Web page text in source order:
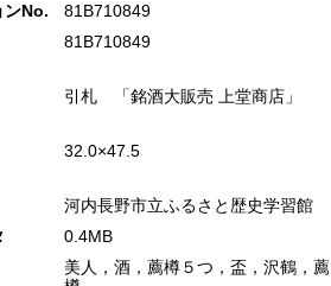
ンNo.
81B710849
81B710849
引札 「銘酒大販売 上堂商店」
32.0×47.5
河内長野市立ふるさと歴史学習館
0.4MB
美人，酒，薦樽５つ，盃，沢鶴，薦